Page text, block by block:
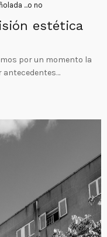
...o no
estética
por un momento la
antecedentes…